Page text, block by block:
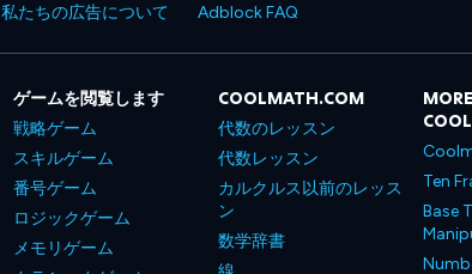
私たちの広告について Adblock FAQ
ゲームを閲覧します
戦略ゲーム
スキルゲーム
番号ゲーム
ロジックゲーム
メモリゲーム
COOLMATH.COM
代数のレッスン
代数レッスン
カルクルス以前のレッス
ン
数学辞書
Ten
Base